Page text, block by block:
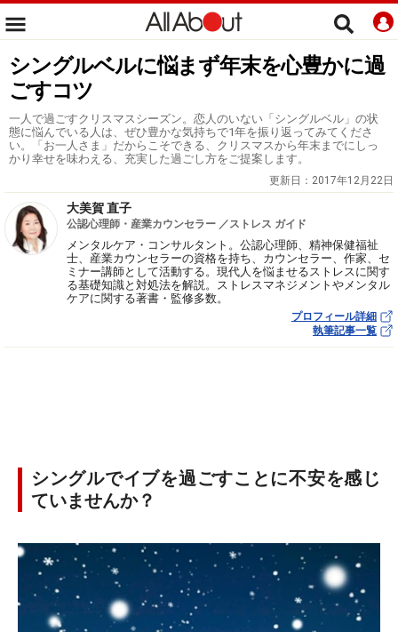
シングルベルに悩まず年末を心豊かに過
ごすコツ
一人で過ごすクリスマスシーズン。恋人のいない「シングルベル」の状
態に悩んでいる人は、ぜひ豊かな気持ちで1年を振り返ってみてくださ
い。「お一人さま」だからこそできる、クリスマスから年末までにしっ
かり幸せを味わえる、充実した過ごし方をご提案します。
更新日： 2017年12月22日
大美賀 直子
公認心理師・産業カウンセラー ／ストレス ガイド
メンタルケア・コンサルタント。公認心理師、精神保健福祉
士、産業カウンセラーの資格を持ち、カウンセラー、作家、セ
ミナー講師として活動する。現代人を悩ませるストレスに関す
る基礎知識と対処法を解説。ストレスマネジメントやメンタル
ケアに関する著書・監修多数。
プロフィール詳細
執筆記事一覧
シングルでイブを過ごすことに不安を感じ
ていませんか？